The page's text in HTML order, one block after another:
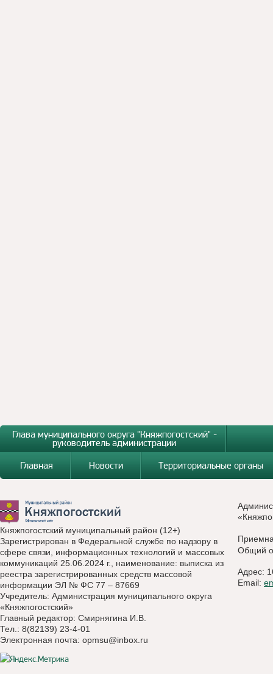
Глава муниципального округа "Княжпогостский" -
руководитель администрации
Главная
Новости Территориальные органы
Княжпогостский муниципальный район (12+)
Зарегистрирован в Федеральной службе по надзору в
сфере связи, информационных технологий и массовых
коммуникаций 25.06.2024 г., наименование: выписка из
реестра зарегистрированных средств массовой
информации ЭЛ № ФС 77 – 87669
Учредитель: Администрация муниципального округа
«Княжпогостский»
Главный редактор: Смирнягина И.В.
Тел.: 8(82139) 23-4-01
Электронная почта: opmsu@inbox.ru
Общий
Адрес:
Email: